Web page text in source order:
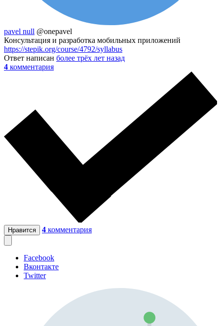
pavel null @onepavel
Консультация и разработка мобильных приложений
https://stepik.org/course/4792/syllabus
Ответ написан более трёх лет назад
4 комментария
Нравится 4 комментария
Facebook
Вконтакте
Twitter